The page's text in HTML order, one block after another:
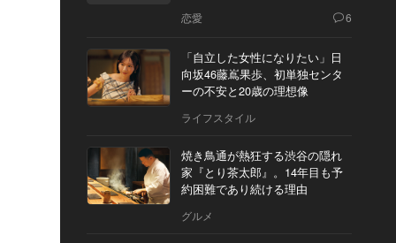
恋愛 6
「自立した女性になりたい」日
向坂46藤嶌果歩、初単独センタ
ーの不安と20歳の理想像
ライフスタイル
焼き鳥通が熱狂する渋谷の隠れ
家『とり茶太郎』。14年目も予
約困難であり続ける理由
グルメ